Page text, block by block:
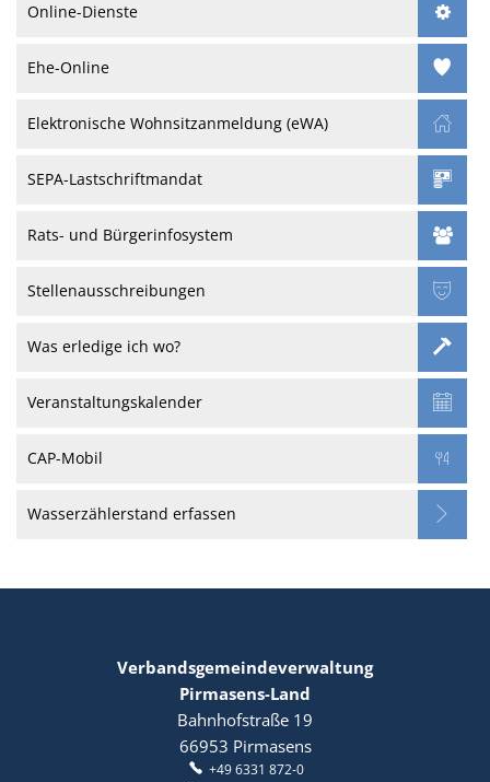
Online-Dienste
Ehe-Online
Elektronische Wohnsitzanmeldung (eWA)
SEPA-Lastschriftmandat
Rats- und Bürgerinfosystem
Stellenausschreibungen
Was erledige ich wo?
Veranstaltungskalender
CAP-Mobil
Wasserzählerstand erfassen
Verbandsgemeindeverwaltung
Pirmasens-Land
Bahnhofstraße 19
66953 Pirmasens
+49 6331 872-0